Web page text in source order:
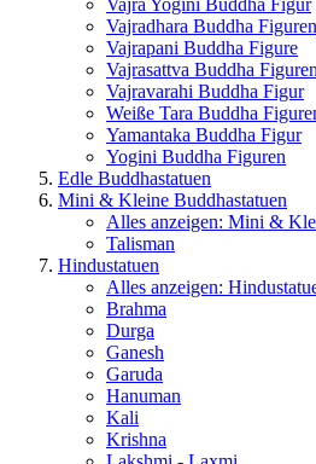
Vajra Yogini Buddha Figur
Vajradhara Buddha Figuren
Vajrapani Buddha Figure
Vajrasattva Buddha Figuren
Vajravarahi Buddha Figur
Weiße Tara Buddha
Yamantaka Buddha Figur
Yogini Buddha Figuren
Edle Buddhastatuen
Mini & Kleine Buddhastatuen
Alles anzeigen: Mini &
Talisman
Hindustatuen
Alles anzeigen:
Brahma
Durga
Ganesh
Garuda
Hanuman
Kali
Krishna